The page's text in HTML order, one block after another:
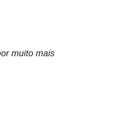
muito mais